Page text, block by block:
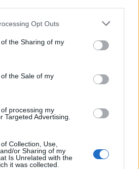
Opt Outs
the Sharing of my
the Sale of my
processing my
Targeted Advertising.
Collection, Use,
or Sharing of my
Is Unrelated with the
it was collected.
HIRDETÉS
HIRDETÉS
HIRDETÉS